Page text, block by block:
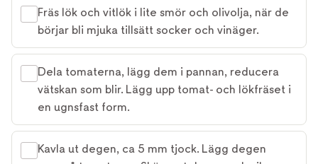
Fräs lök och vitlök i lite smör och olivolja, när de
börjar bli mjuka tillsätt socker och vinäger.
Dela tomaterna, lägg dem i pannan, reducera
vätskan som blir. Lägg upp tomat- och lökfräset i
en ugnsfast form.
Kavla ut degen, ca 5 mm tjock. Lägg degen